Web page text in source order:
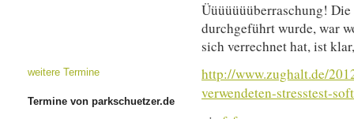
Üüüüüüüberraschung!
durchgeführt wurde, war
sich verrechnet hat, ist
http://www.zughalt.de/
verwendeten-stresstest-
weitere Termine
Termine von parkschuetzer.de